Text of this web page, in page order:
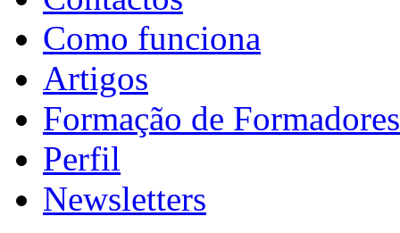
Como funciona
Artigos
Formação de Formadores
Perfil
Newsletters